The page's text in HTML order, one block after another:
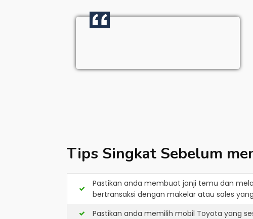
Tips Singkat Sebelum
Pastikan anda membuat janji temu dan
bertransaksi dengan makelar atau sales
Pastikan anda memilih mobil Toyota yang